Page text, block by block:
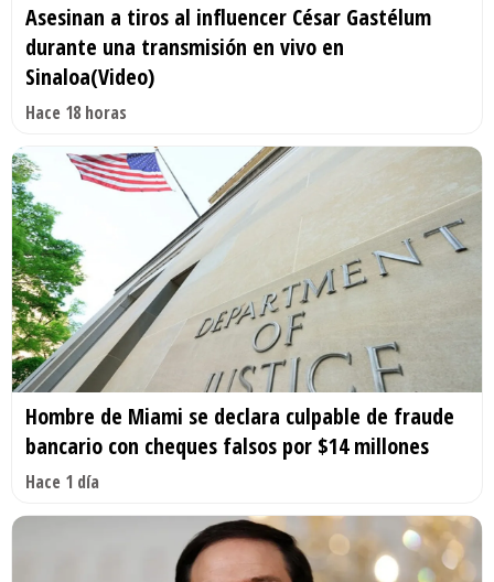
Asesinan a tiros al influencer César Gastélum
durante una transmisión en vivo en
Sinaloa(Video)
Hace 18 horas
Hombre de Miami se declara culpable de fraude
bancario con cheques falsos por $14 millones
Hace 1 día